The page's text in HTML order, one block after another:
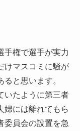
手権で選手が実力
けマスコミに騒が
と思います。
いたように第三者
婦には離れてもら
委員会の設置を急